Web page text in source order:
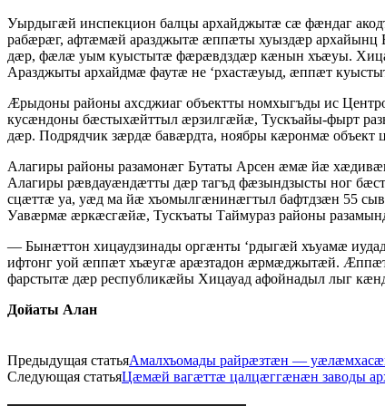
Уырдыгӕй инспекцион балцы архайджытӕ сӕ фӕндаг
рабӕрӕг, афтӕмӕй аразджытӕ ӕппӕты хуыздӕр
дӕр, фӕлӕ уым куыстытӕ фӕрӕвдздӕр кӕнын хъӕуы.
Аразджыты архайдмӕ фаутӕ не ‘рхастӕуыд, ӕппӕт
Ӕрыдоны районы ахсджиаг объектты номхыгъды ис
кусӕндоны бӕстыхӕйттыл ӕрзилгӕйӕ, Тускъайы-фырт
дӕр. Подрядчик зӕрдӕ бавӕрдта, ноябры кӕронмӕ
Алагиры районы разамонӕг Бутаты Арсен ӕмӕ йӕ
Алагиры рӕвдауӕндӕтты дӕр тагъд фӕзындзысты ног
сцӕттӕ уа, уӕд ма йӕ хъомылгӕнинӕгтыл бафтдзӕн 55
Уавӕрмӕ ӕркӕсгӕйӕ, Тускъаты Таймураз районы
— Бынӕттон хицаудзинады оргӕнты ‘рдыгӕй хъуамӕ
ифтонг уой ӕппӕт хъӕугӕ арӕзтадон ӕрмӕджытӕй.
фарстытӕ дӕр республикӕйы Хицауад афойнадыл лыг
Дойаты Алан
Предыдущая статьяАмалхъомады райрӕзтӕн —
Следующая статьяЦӕмӕй вагӕттӕ цалцӕггӕнӕн заводы